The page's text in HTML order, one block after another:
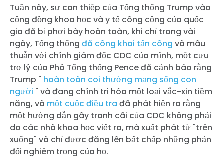
Tuần này, sự can thiệp của Tổng thống Trump vào
cộng đồng khoa học và y tế công cộng của quốc
gia đã bị phơi bày hoàn toàn, khi chỉ trong vài
ngày, Tổng thống đã công khai tấn công và mâu
thuẫn với chính giám đốc CDC của mình, một cựu
trợ lý của Phó Tổng thống Pence đã cảnh báo rằng
Trump " hoàn toàn coi thường mạng sống con
người " và đang chính trị hóa một loại vắc-xin tiềm
năng, và một cuộc điều tra đã phát hiện ra rằng
một hướng dẫn gây tranh cãi của CDC không phải
do các nhà khoa học viết ra, mà xuất phát từ "trên
xuống" và chỉ được đăng lên bất chấp những phản
đối nghiêm trọng của họ.